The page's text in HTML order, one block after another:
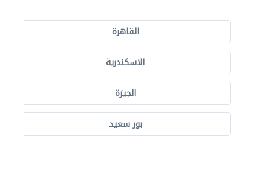
القاهرة
الاسكندرية
الجيزة
بور سعيد